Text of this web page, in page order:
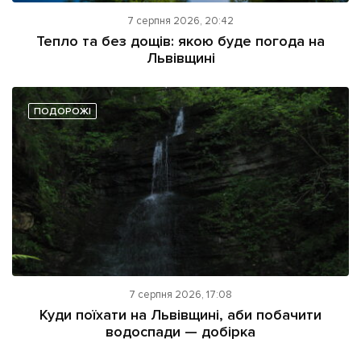
7 серпня 2026, 20:42
Тепло та без дощів: якою буде погода на
Львівщині
ПОДОРОЖІ
7 серпня 2026, 17:08
Куди поїхати на Львівщині, аби побачити
водоспади — добірка